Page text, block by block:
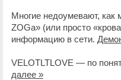
Многие недоумевают,
ZOGа» (или просто
информацию в сети.
VELOTLTLOVE — по
далее »